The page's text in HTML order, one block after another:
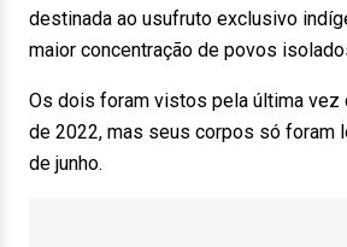
destinada ao usufruto exclusivo
maior concentração de povos
Os dois foram vistos pela última vez
de 2022, mas seus corpos só foram
de junho.